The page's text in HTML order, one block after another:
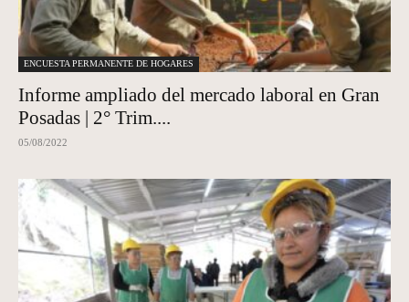
ENCUESTA PERMANENTE DE HOGARES
Informe ampliado del mercado laboral en Gran
Posadas | 2° Trim....
05/08/2022